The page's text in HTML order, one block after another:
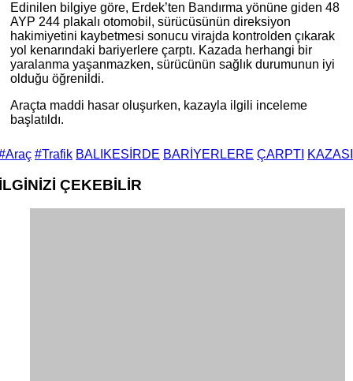
Edinilen bilgiye göre, Erdek’ten Bandırma yönüne giden 48
AYP 244 plakalı otomobil, sürücüsünün direksiyon
hakimiyetini kaybetmesi sonucu virajda kontrolden çıkarak
yol kenarındaki bariyerlere çarptı. Kazada herhangi bir
yaralanma yaşanmazken, sürücünün sağlık durumunun iyi
olduğu öğrenildi.
Araçta maddi hasar oluşurken, kazayla ilgili inceleme
başlatıldı.
#Trafik BALIKESİRDE BARİYERLERE ÇARPTI KAZASI
ÇEKEBİLİR